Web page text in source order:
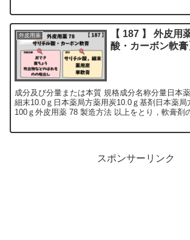
外皮用薬
【 187 】 外皮用
酸・カーボン軟膏
成分及び分量または本質 規格成分名称分量日本
細末10.0ｇ日本薬局方薬用炭10.0ｇ基剤日本薬局
100ｇ外皮用薬 78 製造方法 以上をとり，軟膏剤
スポンサーリンク